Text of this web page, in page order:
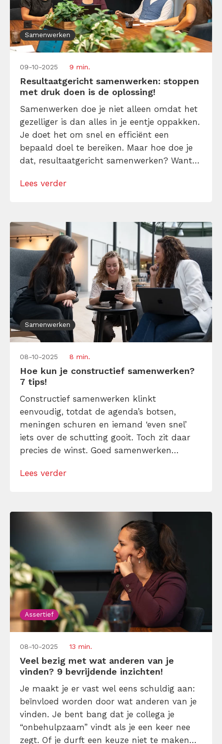
Samenwerken
09-10-2025 9 min.
Resultaatgericht samenwerken: stoppen
met druk doen is de oplossing!
Samenwerken doe je niet alleen omdat het
gezelliger is dan alles in je eentje oppakken.
Je doet het om snel en efficiënt een
bepaald doel te bereiken. Maar hoe doe je
dat, resultaatgericht samenwerken? Want
telefoontjes tussendoor en talloze e-mails
Lees verder
Samenwerken
08-10-2025 8 min.
Hoe kun je constructief samenwerken?
7 tips!
Constructief samenwerken klinkt
eenvoudig, totdat de agenda’s botsen,
meningen schuren en iemand ‘even snel’
iets over de schutting gooit. Toch zit daar
precies de winst. Goed samenwerken
knikt, maar dat je helder communiceert,
vooruit blijft bewegen. En dit pak je zo aan!
Lees verder
Assertief
08-10-2025 13 min.
Veel bezig met wat anderen van je
vinden? 9 bevrijdende inzichten!
Je maakt je er vast wel eens schuldig aan:
beïnvloed worden door wat anderen van je
vinden. Je bent bang dat je collega je
“onbehulpzaam” vindt als je een keer nee
zegt. Of je durft een keuze niet te maken